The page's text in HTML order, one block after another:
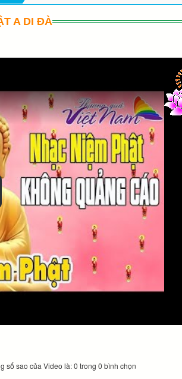
A DI ĐÀ
số sao của Video là: 0 trong 0 bình chọn